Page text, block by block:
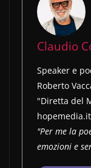
Claudio
Speaker e
Roberto
"Diretta del
hopemedia.it
"Per me la
emozioni e